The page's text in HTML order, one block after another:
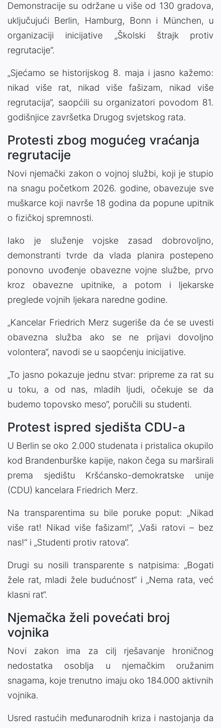
Demonstracije su održane u više od 130 gradova,
uključujući Berlin, Hamburg, Bonn i München, u
organizaciji inicijative „Školski štrajk protiv
regrutacije“.
„Sjećamo se historijskog 8. maja i jasno kažemo:
nikad više rat, nikad više fašizam, nikad više
regrutacija“, saopćili su organizatori povodom 81.
godišnjice završetka Drugog svjetskog rata.
Protesti zbog mogućeg vraćanja
regrutacije
Novi njemački zakon o vojnoj službi, koji je stupio
na snagu početkom 2026. godine, obavezuje sve
muškarce koji navrše 18 godina da popune upitnik
o fizičkoj spremnosti.
Iako je služenje vojske zasad dobrovoljno,
demonstranti tvrde da vlada planira postepeno
ponovno uvođenje obavezne vojne službe, prvo
kroz obavezne upitnike, a potom i ljekarske
preglede vojnih ljekara naredne godine.
„Kancelar Friedrich Merz sugeriše da će se uvesti
obavezna služba ako se ne prijavi dovoljno
volontera“, navodi se u saopćenju inicijative.
„To jasno pokazuje jednu stvar: pripreme za rat su
u toku, a od nas, mladih ljudi, očekuje se da
budemo topovsko meso“, poručili su studenti.
Protest ispred sjedišta CDU-a
U Berlin se oko 2.000 studenata i pristalica okupilo
kod Brandenburške kapije, nakon čega su marširali
prema sjedištu Kršćansko-demokratske unije
(CDU) kancelara Friedrich Merz.
Na transparentima su bile poruke poput: „Nikad
više rat! Nikad više fašizam!“, „Vaši ratovi – bez
nas!“ i „Studenti protiv ratova“.
Drugi su nosili transparente s natpisima: „Bogati
žele rat, mladi žele budućnost“ i „Nema rata, već
klasni rat“.
Njemačka želi povećati broj
vojnika
Novi zakon ima za cilj rješavanje hroničnog
nedostatka osoblja u njemačkim oružanim
snagama, koje trenutno imaju oko 184.000 aktivnih
vojnika.
Usred rastućih međunarodnih kriza i nastojanja da